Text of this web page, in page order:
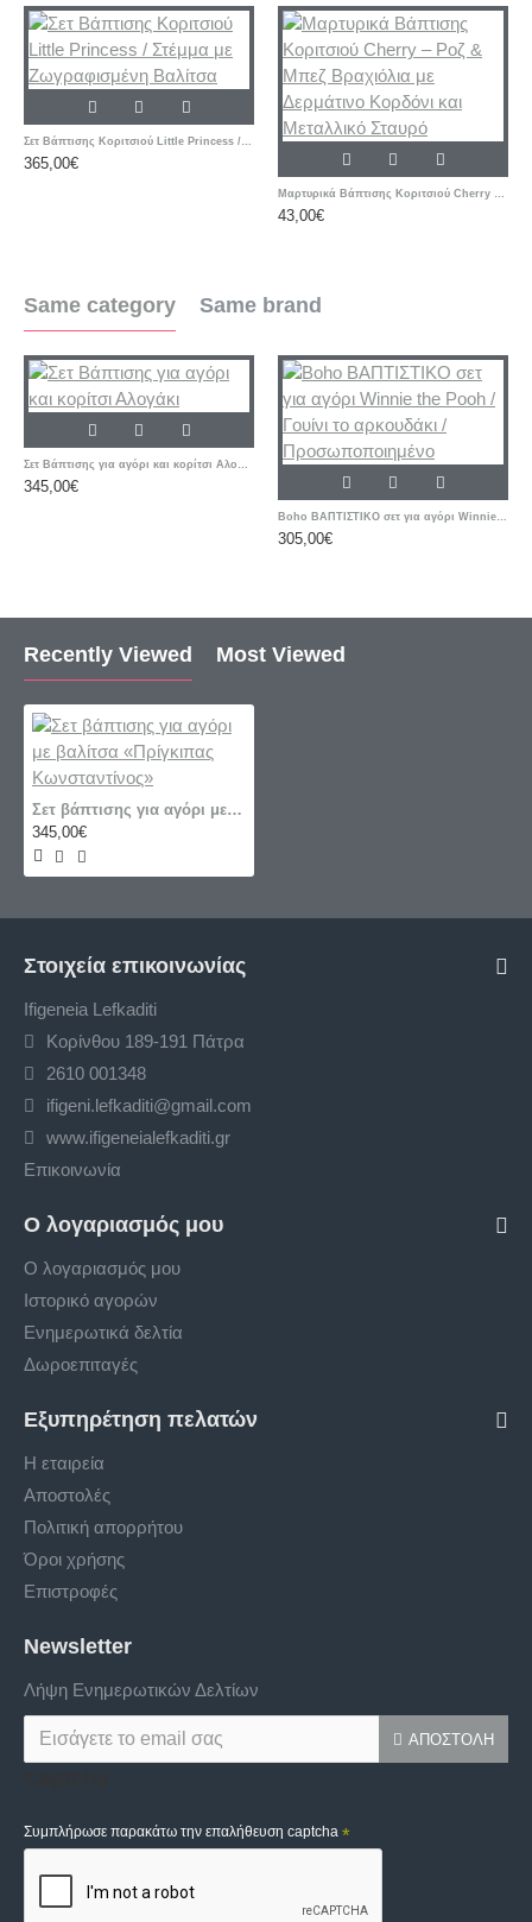
Σετ Βάπτισης Κοριτσιού Little Princess / Στέμμα με Ζωγραφισμένη Βαλίτσα
365,00€
Μαρτυρικά Βάπτισης Κοριτσιού Cherry – Ροζ & Μπεζ Βραχιόλια με Δερμάτινο Κορδόνι και Μεταλλικό Σταυρό
43,00€
Same category Same brand
Σετ Βάπτισης για αγόρι και κορίτσι Αλογάκι
345,00€
Boho ΒΑΠΤΙΣΤΙΚΟ σετ για αγόρι Winnie the Pooh / Γουίνι το αρκουδάκι / Προσωποποιημένο
305,00€
Recently Viewed Most Viewed
Σετ βάπτισης για αγόρι με βαλίτσα «Πρίγκιπας Κωνσταντίνος»
345,00€
Στοιχεία επικοινωνίας
Ifigeneia Lefkaditi
Κορίνθου 189-191 Πάτρα
2610 001348
ifigeni.lefkaditi@gmail.com
www.ifigeneialefkaditi.gr
Επικοινωνία
Ο λογαριασμός μου
Ο λογαριασμός μου
Ιστορικό αγορών
Ενημερωτικά δελτία
Δωροεπιταγές
Εξυπηρέτηση πελατών
Η εταιρεία
Αποστολές
Πολιτική απορρήτου
Όροι χρήσης
Επιστροφές
Newsletter
Λήψη Ενημερωτικών Δελτίων
ΑΠΟΣΤΟΛΉ
Συμπλήρωσε παρακάτω την επαλήθευση captcha